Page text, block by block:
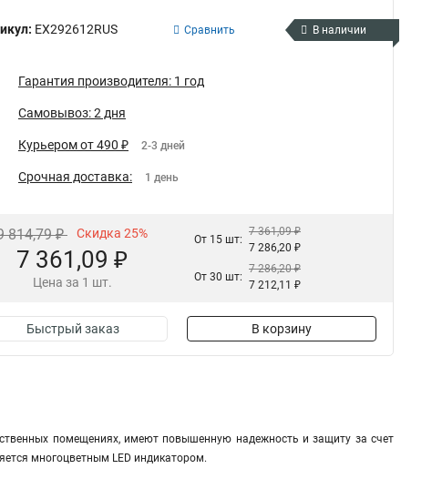
EX292612RUS Сравнить В наличии
Гарантия производителя: 1 год
Самовывоз: 2 дня
Курьером от 490 ₽ 2-3 дней
Срочная доставка: 1 день
814,79 ₽ Скидка 25%
7 361,09 ₽
Цена за 1 шт.
От 15 шт:
7 361,09 ₽
7 286,20 ₽
От 30 шт:
7 286,20 ₽
7 212,11 ₽
Быстрый заказ В корзину
помещениях, имеют повышенную надежность и защиту за счет
многоцветным LED индикатором.